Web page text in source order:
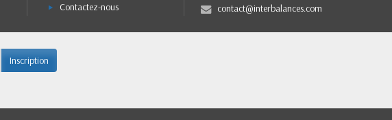
Contactez-nous
contact@interbalances.com